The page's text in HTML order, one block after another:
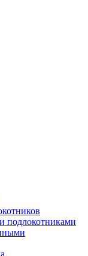
подлокотниками